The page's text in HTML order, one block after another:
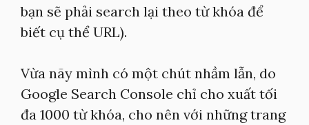
bạn sẽ phải search lại theo từ khóa để
biết cụ thể URL).
Vừa nãy mình có một chút nhầm lẫn, do
Google Search Console chỉ cho xuất tối
đa 1000 từ khóa, cho nên với những trang